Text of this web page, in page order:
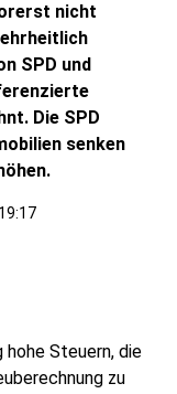
nicht
SPD und
Die SPD
senken
Steuern, die
zu